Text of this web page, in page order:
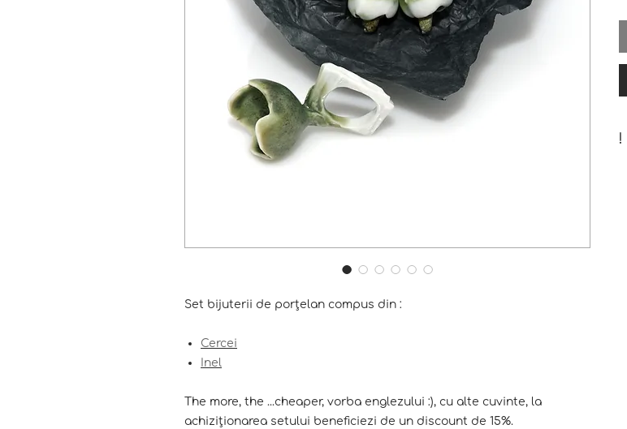
Set bijuterii de porțelan compus din :
Cercei
Inel
The more, the ...cheaper, vorba englezului :), cu alte cuvinte, la
achiziționarea setului beneficiezi de un discount de 15%.
!